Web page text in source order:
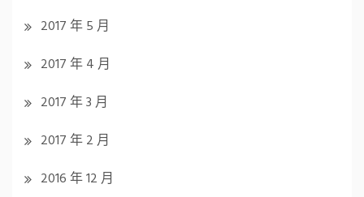
2017 年 5 月
2017 年 4 月
2017 年 3 月
2017 年 2 月
2016 年 12 月